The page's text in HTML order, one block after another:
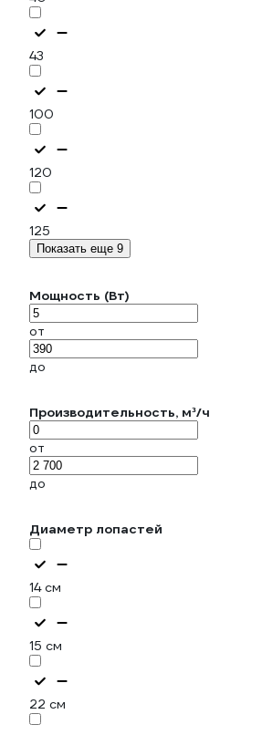
43
100
120
125
Показать еще 9
Мощность (Вт)
от
до
Производительность, м³/ч
от
до
Диаметр лопастей
14 см
15 см
22 см